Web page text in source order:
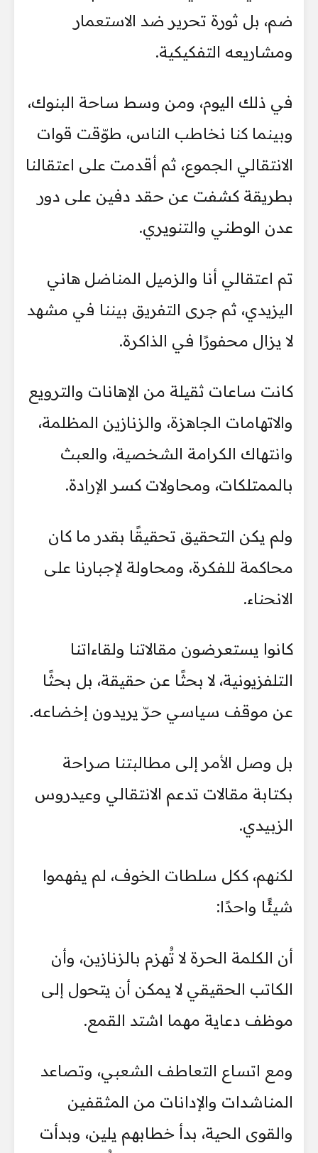
ضم، بل ثورة تحرير ضد الاستعمار
ومشاريعه التفكيكية.
في ذلك اليوم، ومن وسط ساحة البنوك،
وبينما كنا نخاطب الناس، طوّقت قوات
الانتقالي الجموع، ثم أقدمت على اعتقالنا
بطريقة كشفت عن حقد دفين على دور
عدن الوطني والتنويري.
تم اعتقالي أنا والزميل المناضل هاني
اليزيدي، ثم جرى التفريق بيننا في مشهد
لا يزال محفورًا في الذاكرة.
كانت ساعات ثقيلة من الإهانات والترويع
والاتهامات الجاهزة، والزنازين المظلمة،
وانتهاك الكرامة الشخصية، والعبث
بالممتلكات، ومحاولات كسر الإرادة.
ولم يكن التحقيق تحقيقًا بقدر ما كان
محاكمة للفكرة، ومحاولة لإجبارنا على
الانحناء.
كانوا يستعرضون مقالاتنا ولقاءاتنا
التلفزيونية، لا بحثًا عن حقيقة، بل بحثًا
عن موقف سياسي حرّ يريدون إخضاعه.
بل وصل الأمر إلى مطالبتنا صراحة
بكتابة مقالات تدعم الانتقالي وعيدروس
الزبيدي.
لكنهم، ككل سلطات الخوف، لم يفهموا
شيئًا واحدًا:
أن الكلمة الحرة لا تُهزم بالزنازين، وأن
الكاتب الحقيقي لا يمكن أن يتحول إلى
موظف دعاية مهما اشتد القمع.
ومع اتساع التعاطف الشعبي، وتصاعد
المناشدات والإدانات من المثقفين
والقوى الحية، بدأ خطابهم يلين، وبدأت